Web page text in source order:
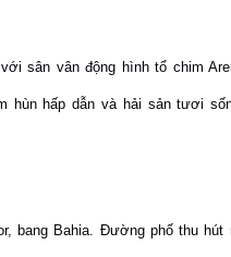
sân vân động hình tổ chim
hùn hấp dẫn và hải sản tươi
, bang Bahia Đường phốthu hút